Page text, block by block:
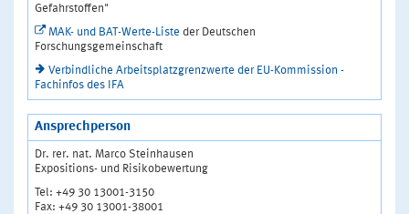
Gefahrstoffen"
MAK- und BAT-Werte-Liste der Deutschen
Forschungsgemeinschaft
Verbindliche Arbeitsplatzgrenzwerte der EU-Kommission -
Fachinfos des IFA
Ansprechperson
Dr. rer. nat. Marco Steinhausen
Expositions- und Risikobewertung
Tel: +49 30 13001-3150
Fax: +49 30 13001-38001